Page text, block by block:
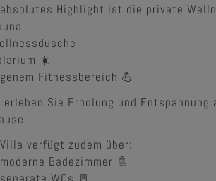
Highlight ist die private
☀️
Fitnessbereich 💪
erleben Sie Erholung und
verfügt zudem über:
Badezimmer 🚿